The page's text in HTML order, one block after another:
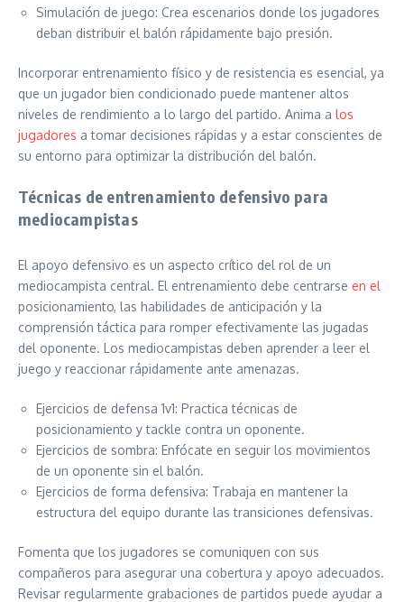
Simulación de juego: Crea escenarios donde los jugadores
deban distribuir el balón rápidamente bajo presión.
Incorporar entrenamiento físico y de resistencia es esencial, ya
que un jugador bien condicionado puede mantener altos
niveles de rendimiento a lo largo del partido. Anima a los
jugadores a tomar decisiones rápidas y a estar conscientes de
su entorno para optimizar la distribución del balón.
Técnicas de entrenamiento defensivo para
mediocampistas
El apoyo defensivo es un aspecto crítico del rol de un
mediocampista central. El entrenamiento debe centrarse en el
posicionamiento, las habilidades de anticipación y la
comprensión táctica para romper efectivamente las jugadas
del oponente. Los mediocampistas deben aprender a leer el
juego y reaccionar rápidamente ante amenazas.
Ejercicios de defensa 1v1: Practica técnicas de
posicionamiento y tackle contra un oponente.
Ejercicios de sombra: Enfócate en seguir los movimientos
de un oponente sin el balón.
Ejercicios de forma defensiva: Trabaja en mantener la
estructura del equipo durante las transiciones defensivas.
Fomenta que los jugadores se comuniquen con sus
compañeros para asegurar una cobertura y apoyo adecuados.
Revisar regularmente grabaciones de partidos puede ayudar a